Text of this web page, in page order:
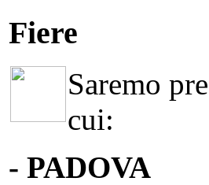
Fiere
Saremo
cui:
- PADOVA